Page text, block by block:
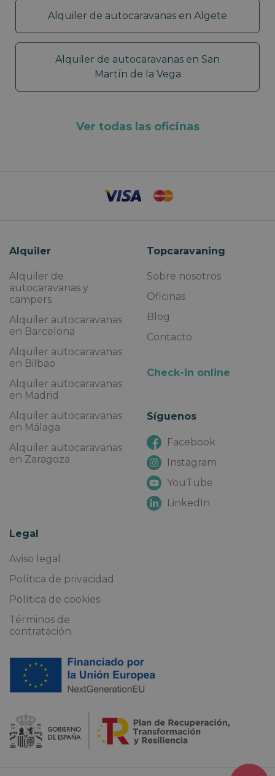
Alquiler de autocaravanas en Algete
Alquiler de autocaravanas en San
Martín de la Vega
Ver todas las oficinas
Alquiler
Alquiler de
autocaravanas y
campers
Alquiler autocaravanas
en Barcelona
Alquiler autocaravanas
en Bilbao
Alquiler autocaravanas
en Madrid
Alquiler autocaravanas
en Málaga
Alquiler autocaravanas
en Zaragoza
Topcaravaning
Sobre nosotros
Oficinas
Blog
Contacto
Check-in online
Síguenos
Facebook
Instagram
YouTube
LinkedIn
Legal
Aviso legal
Política de privacidad
Política de cookies
Términos de
contratación